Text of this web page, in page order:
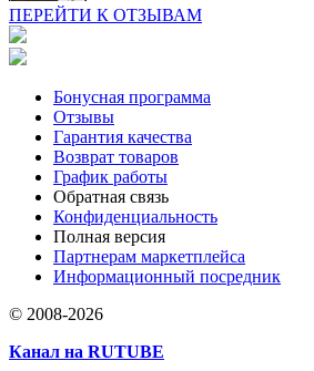
ПЕРЕЙТИ К ОТЗЫВАМ
Бонусная программа
Отзывы
Гарантия качества
Возврат товаров
График работы
Обратная связь
Конфиденциальность
Полная версия
Партнерам маркетплейса
Информационный посредник
© 2008-2026
Канал на RUTUBE